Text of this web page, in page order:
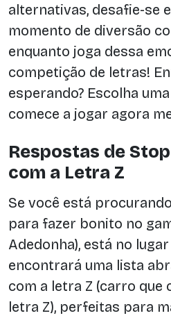
alternativas, desafie-se
momento de diversão
enquanto joga dessa
competição de letras!
esperando? Escolha
comece a jogar agora
Respostas de
com a Letra Z
Se você está
para fazer bonito no
Adedonha), está no
encontrará uma lista
com a letra Z (carro que
letra Z), perfeitas para